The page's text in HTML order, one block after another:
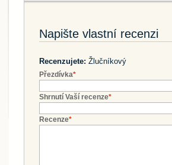
Napište vlastní recenzi
Recenzujete: Žlučníkový
Přezdívka*
Shrnutí Vaší recenze*
Recenze*